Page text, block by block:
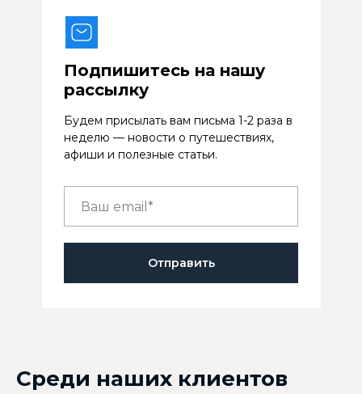
Подпишитесь на нашу
рассылку
Будем присылать вам письма 1-2 раза в
неделю — новости о путешествиях,
афиши и полезные статьи.
Отправить
Среди наших клиентов